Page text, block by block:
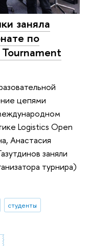
заняла
по
цепями
Logistics Open
Анастасия
заняли
турнира)
студенты